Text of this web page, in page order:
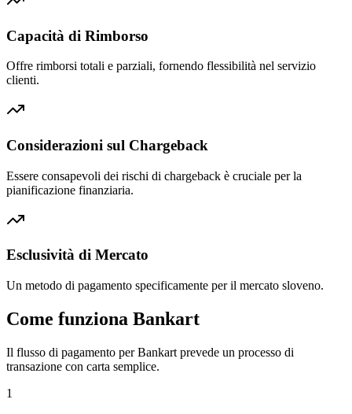
Capacità di Rimborso
Offre rimborsi totali e parziali, fornendo flessibilità nel servizio
clienti.
Considerazioni sul Chargeback
Essere consapevoli dei rischi di chargeback è cruciale per la
pianificazione finanziaria.
Esclusività di Mercato
Un metodo di pagamento specificamente per il mercato sloveno.
Come funziona Bankart
Il flusso di pagamento per Bankart prevede un processo di
transazione con carta semplice.
1